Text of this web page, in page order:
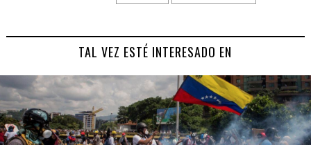
TAL VEZ ESTÉ INTERESADO EN